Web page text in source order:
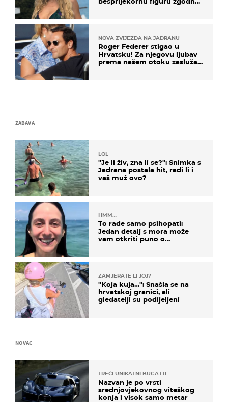
NOVA ZVIJEZDA NA JADRANU
Roger Federer stigao u
Hrvatsku! Za njegovu ljubav
prema našem otoku zaslužan
ZABAVA
LOL
"Je li živ, zna li se?": Snimka s
Jadrana postala hit, radi li i
vaš muž ovo?
HMM…
To rade samo psihopati:
Jedan detalj s mora može
vam otkriti puno o
ZAMJERATE LI JOJ?
"Koja kuja…": Snašla se na
hrvatskoj granici, ali
gledatelji su podijeljeni
NOVAC
TREĆI UNIKATNI BUGATTI
Nazvan je po vrsti
srednjovjekovnog viteškog
konja i visok samo metar